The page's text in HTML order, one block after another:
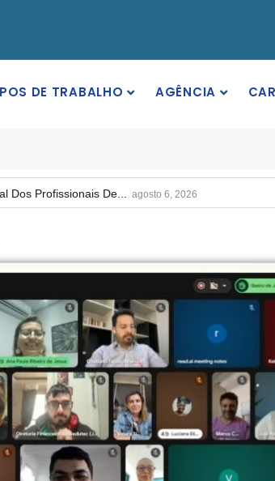
DE TRABALHO AGÊNCIA
Dos Profissionais De... agosto 6, 2026
Cargos Em Institutos Federais...
agosto 6, 2026
Dos Profissionais De... agosto 6, 2026
Da APUB... agosto 6, 2026
Cargos Em Institutos Federais... agosto 6, 2026
Primeira Participação, PROIFES... agosto 6, 2026
Dos Profissionais De... agosto 6, 2026
Anos Da APUB... agosto 6, 2026